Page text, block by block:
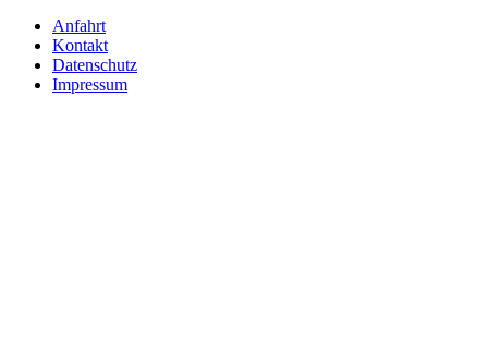
Anfahrt
Kontakt
Datenschutz
Impressum